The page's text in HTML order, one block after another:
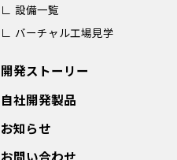
∟ 設備一覧
∟ バーチャル工場見学
開発ストーリー
自社開発製品
お知らせ
お問い合わせ